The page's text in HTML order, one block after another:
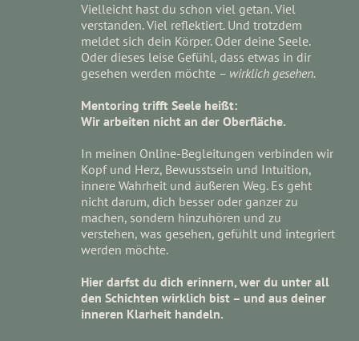
Vielleicht hast du schon viel getan. Viel
verstanden. Viel reflektiert. Und trotzdem
meldet sich dein Körper. Oder deine Seele.
Oder dieses leise Gefühl, dass etwas in dir
gesehen werden möchte – wirklich gesehen.
Mentoring trifft Seele heißt:
Wir arbeiten nicht an der Oberfläche.
In meinen Online-Begleitungen verbinden wir
Kopf und Herz, Bewusstsein und Intuition,
innere Wahrheit und äußeren Weg. Es geht
nicht darum, dich besser oder ganzer zu
machen, sondern hinzuhören und zu
verstehen, was gesehen, gefühlt und integriert
werden möchte.
Hier darfst du dich erinnern, wer du unter all
den Schichten wirklich bist – und aus deiner
inneren Klarheit handeln.